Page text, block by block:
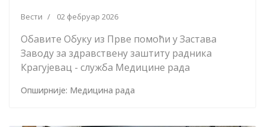
Вести 02 фебруар 2026
Обавите Обуку из Прве помоћи у Застава
Заводу за здравствену заштиту радника
Крагујевац - служба Медицине рада
Опширније: Медицина рада